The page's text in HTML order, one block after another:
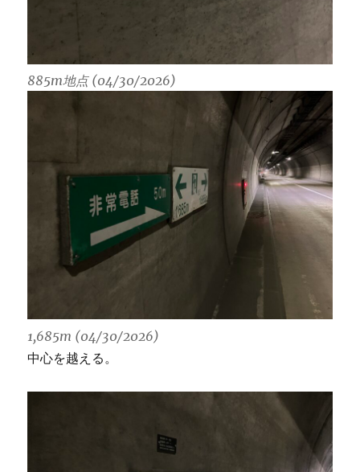
885m地点 (04/30/2026)
1,685m (04/30/2026)
中心を越える。